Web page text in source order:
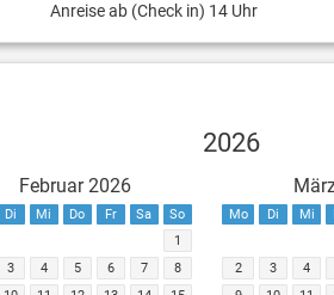
Anreise ab (Check in) 14 Uhr
2026
Februar 2026
Di Mi Do Fr Sa
So
1
3 4 5 6 7
8
Mo Di Mi
2
3 4